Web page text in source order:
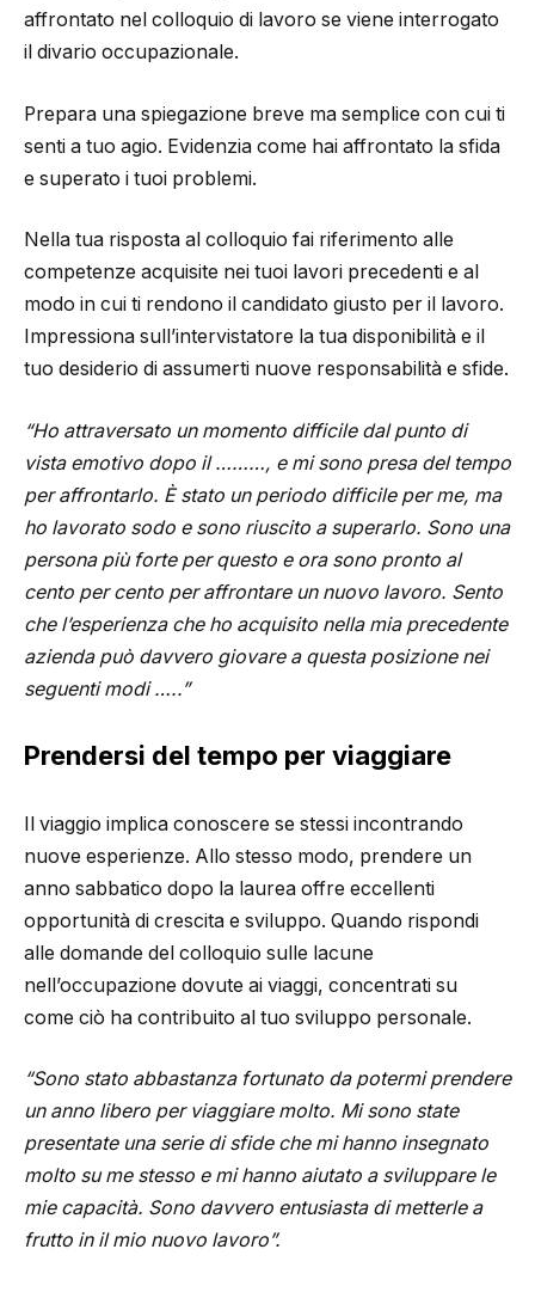
affrontato nel colloquio di lavoro se viene interrogato
il divario occupazionale.
Prepara una spiegazione breve ma semplice con cui ti
senti a tuo agio. Evidenzia come hai affrontato la sfida
e superato i tuoi problemi.
Nella tua risposta al colloquio fai riferimento alle
competenze acquisite nei tuoi lavori precedenti e al
modo in cui ti rendono il candidato giusto per il lavoro.
Impressiona sull’intervistatore la tua disponibilità e il
tuo desiderio di assumerti nuove responsabilità e sfide.
“Ho attraversato un momento difficile dal punto di
vista emotivo dopo il ………, e mi sono presa del tempo
per affrontarlo. È stato un periodo difficile per me, ma
ho lavorato sodo e sono riuscito a superarlo. Sono una
persona più forte per questo e ora sono pronto al
cento per cento per affrontare un nuovo lavoro. Sento
che l’esperienza che ho acquisito nella mia precedente
azienda può davvero giovare a questa posizione nei
seguenti modi …..”
Prendersi del tempo per viaggiare
Il viaggio implica conoscere se stessi incontrando
nuove esperienze. Allo stesso modo, prendere un
anno sabbatico dopo la laurea offre eccellenti
opportunità di crescita e sviluppo. Quando rispondi
alle domande del colloquio sulle lacune
nell’occupazione dovute ai viaggi, concentrati su
come ciò ha contribuito al tuo sviluppo personale.
“Sono stato abbastanza fortunato da potermi prendere
un anno libero per viaggiare molto. Mi sono state
presentate una serie di sfide che mi hanno insegnato
molto su me stesso e mi hanno aiutato a sviluppare le
mie capacità. Sono davvero entusiasta di metterle a
frutto in il mio nuovo lavoro”.